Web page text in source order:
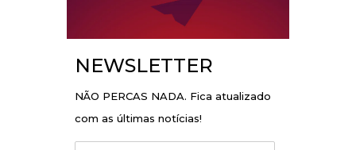
NEWSLETTER
NÃO PERCAS NADA. Fica atualizado
com as últimas notícias!